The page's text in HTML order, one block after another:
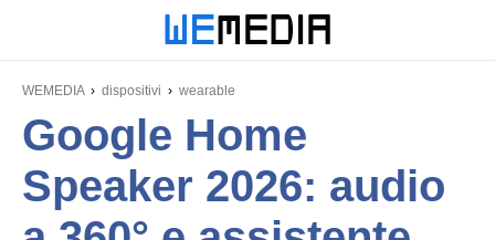
WEMEDIA dispositivi wearable
Google Home
Speaker 2026: audio